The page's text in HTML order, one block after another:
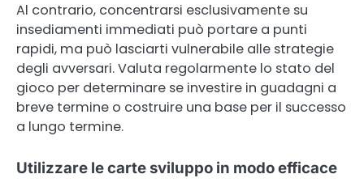
Al contrario, concentrarsi esclusivamente su
insediamenti immediati può portare a punti
rapidi, ma può lasciarti vulnerabile alle strategie
degli avversari. Valuta regolarmente lo stato del
gioco per determinare se investire in guadagni a
breve termine o costruire una base per il successo
a lungo termine.
Utilizzare le carte sviluppo in modo efficace